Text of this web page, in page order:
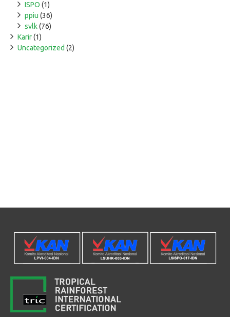
ISPO (1)
ppiu (36)
svlk(76)
Karir(1)
Uncategorized (2)